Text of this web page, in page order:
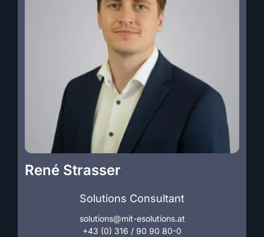
René Strasser
Solutions Consultant
solutions@mit-esolutions.at
+43 (0) 316 / 90 90 80-0